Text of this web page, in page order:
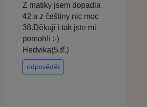
Z matiky jsem dopadla
42 a z češtiny nic moc
38.Děkuji i tak jste mi
pomohli :-)
Hedvika(5.tř.)
odpovědět